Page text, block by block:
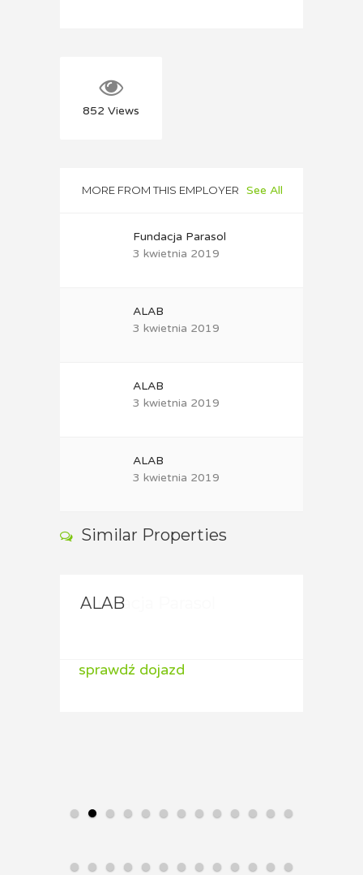
852 Views
MORE FROM THIS EMPLOYER See All
Fundacja Parasol
3 kwietnia 2019
ALAB
3 kwietnia 2019
ALAB
3 kwietnia 2019
ALAB
3 kwietnia 2019
Similar Properties
ALAB
sprawdź dojazd